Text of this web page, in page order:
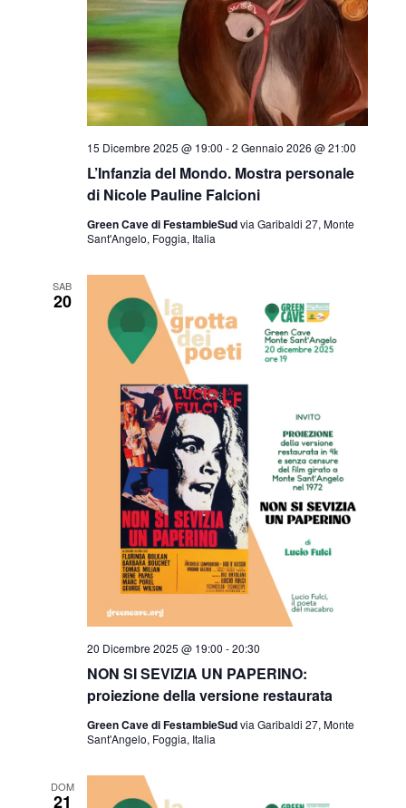
L’Infanzia del Mondo. Mostra personale
di Nicole Pauline Falcioni
15 Dicembre 2025 @ 19:00 -2 Gennaio 2026 @ 21:00
Green Cave di FestambieSudvia Garibaldi 27, Monte
Sant'Angelo, Foggia, Italia
SAB
20
NON SI SEVIZIA UN PAPERINO:
proiezione della versione restaurata
20 Dicembre 2025 @ 19:00 -20:30
Green Cave di FestambieSudvia Garibaldi 27, Monte
Sant'Angelo, Foggia, Italia
DOM
21